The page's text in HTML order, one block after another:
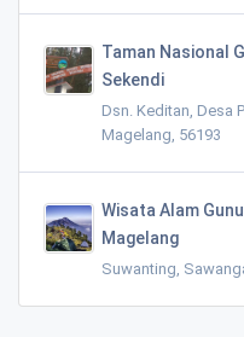
Taman Nasional
Sekendi
Dsn. Keditan, Desa
Magelang, 56193
Wisata Alam
Magelang
Suwanting,